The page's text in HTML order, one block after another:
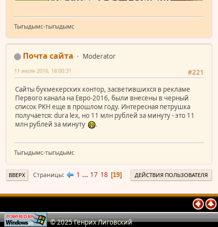
Тыгыдымс-тыгыдымс
Почта сайта
Moderator
#221
11 июля 2016, 18:00:31
Сайты букмекерских контор, засветившихся в рекламе
Первого канала на Евро-2016, были внесены в черный
список РКН еще в прошлом году. Интересная петрушка
получается: dura lex, но 11 млн рублей за минуту - это 11
млн рублей за минуту
.
Тыгыдымс-тыгыдымс
ВВЕРХ Страницы 1 ... 17 18 19 ДЕЙСТВИЯ ПОЛЬЗОВАТЕЛЯ
© 2025 Генрих Лиговский